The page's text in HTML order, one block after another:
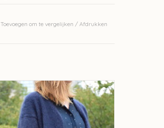
Toevoegen om te vergelijken / Afdrukken
Nova Colourblock Kimono Breipakket
TOEVOEGEN AAN WINKELWAGEN